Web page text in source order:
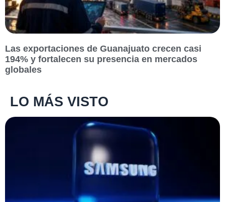
Las exportaciones de Guanajuato crecen casi
194% y fortalecen su presencia en mercados
globales
LO MÁS VISTO